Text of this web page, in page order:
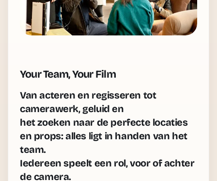
Your Team, Your Film
Van acteren en regisseren tot
camerawerk, geluid en
het zoeken naar de perfecte locaties
en props:alles ligt in handen van het
team.
Iedereen speelt een rol, voor of achter
de camera.